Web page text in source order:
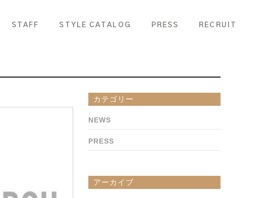
STAFF STYLE CATALOG PRESS RECRUIT
カテゴリー
NEWS
PRESS
アーカイブ